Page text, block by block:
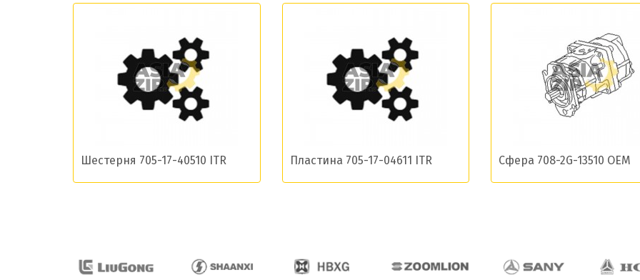
Шестерня 705-17-40510 ITR Пластина 705-17-04611 ITR Сфера 708-2G-13510 OEM